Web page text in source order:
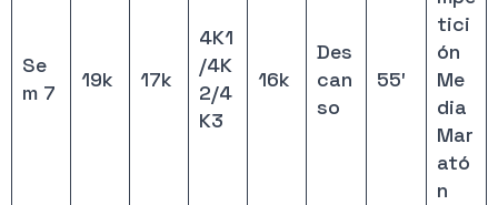
Se
m 7
19k 17k
4K1
/4K
2/4
K3
16k
Des
can
so
55′
tici
ón
Me
dia
Mar
ató
n